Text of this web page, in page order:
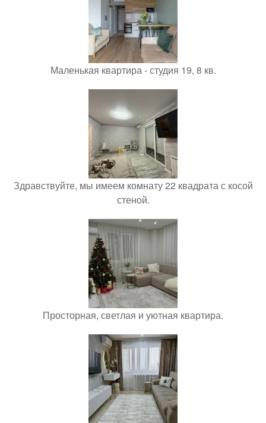
Маленькая квартира - студия 19, 8 кв.
Здравствуйте, мы имеем комнату 22 квадрата с косой
стеной.
Просторная, светлая и уютная квартира.